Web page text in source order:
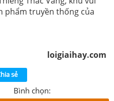
phẩm truyền thống của
loigiaihay.com
sẻ
Bình chọn: